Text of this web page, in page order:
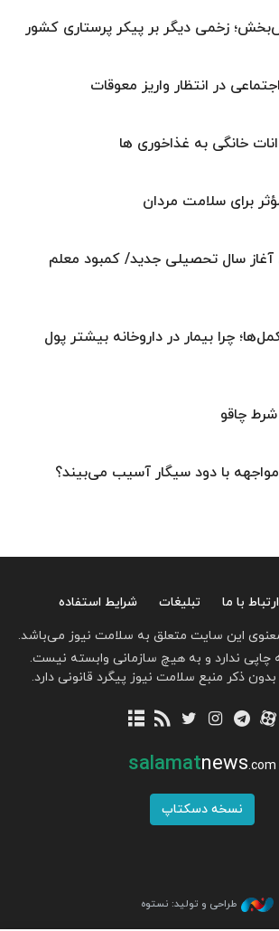
زخمی دیگر بر پیکر پرستاری کشور
در انتظار واریز معوقات
خانگی به غذاخوری ها
آغاز سال تحصیلی جدید/ کمبود معلم
چرا بیمار در داروخانه بیشتر پول
چاقو
با دود سیگار آسیب می‌بیند؟
ارتباط با ما تبلیغات
شرایط استفاده
این سایت متعلق به سلامت نیوز می‌باشد.
ندارد و به هیچ سازمانی وابسته نیست.
ذکر منبع سلامت نیوز پیگرد قانونی دارد.
salamatnews.com
نسخه دسکتاپ
طراحی و تولید: نستوه